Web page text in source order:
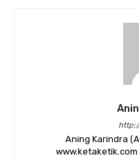
Aning Karindra
www.ketaketik.com